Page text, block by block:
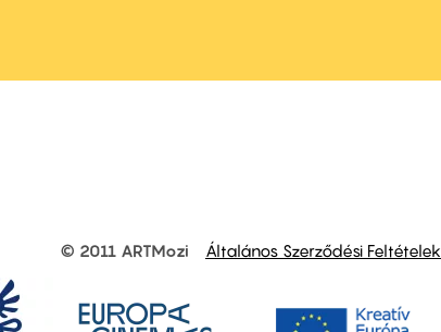
© 2011 ARTMozi Általános Szerződési Feltételek